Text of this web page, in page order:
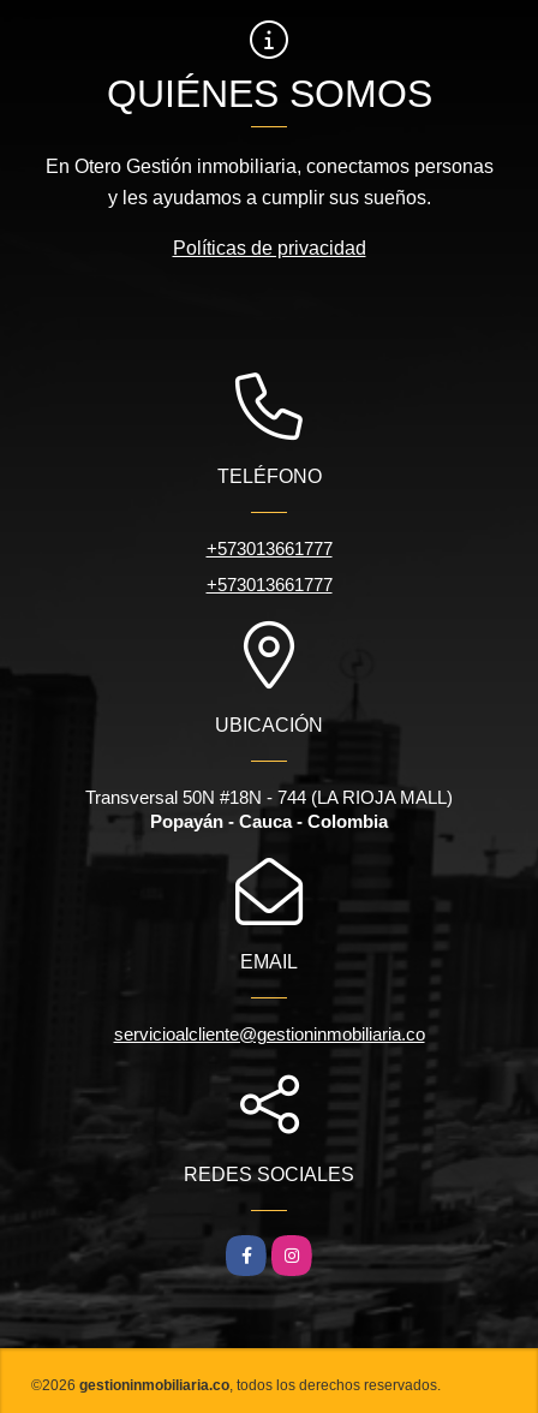
QUIÉNES SOMOS
En Otero Gestión inmobiliaria, conectamos personas
y les ayudamos a cumplir sus sueños.
Políticas de privacidad
TELÉFONO
+573013661777
+573013661777
UBICACIÓN
Transversal 50N #18N - 744 (LA RIOJA MALL)
Popayán - Cauca - Colombia
EMAIL
servicioalcliente@gestioninmobiliaria.co
REDES SOCIALES
FacebookInstagram
©2026 gestioninmobiliaria.co, todos los derechos reservados.